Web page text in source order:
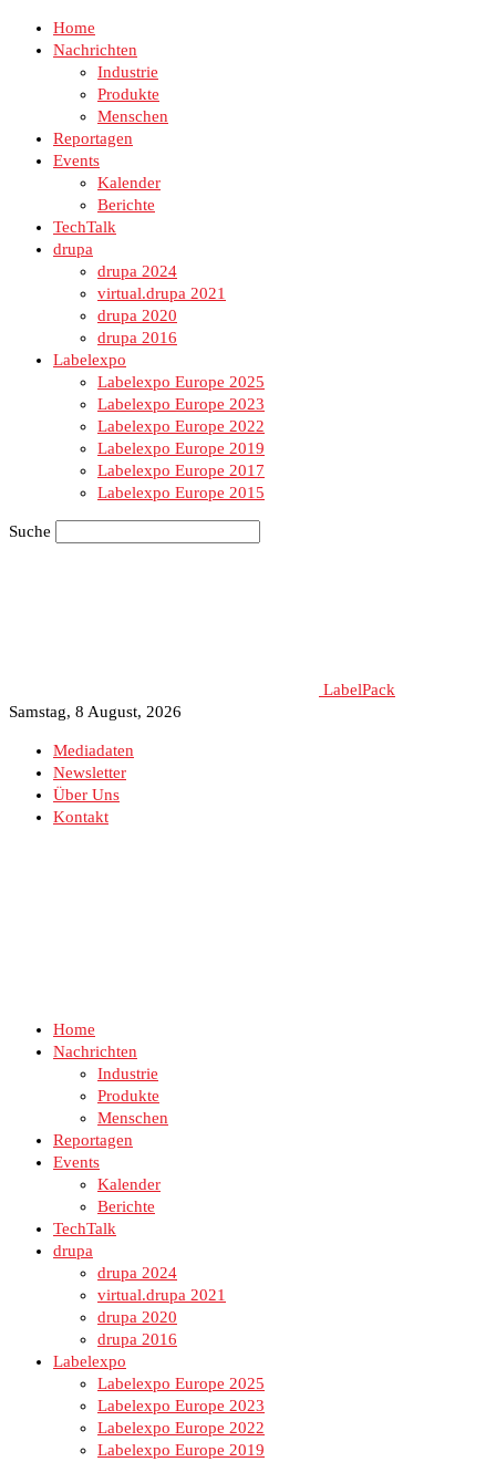
Home
Nachrichten
Industrie
Produkte
Menschen
Reportagen
Events
Kalender
Berichte
TechTalk
drupa
drupa 2024
virtual.drupa 2021
drupa 2020
drupa 2016
Labelexpo
Labelexpo Europe 2025
Labelexpo Europe 2023
Labelexpo Europe 2022
Labelexpo Europe 2019
Labelexpo Europe 2017
Labelexpo Europe 2015
Suche
LabelPack
Samstag, 8 August, 2026
Mediadaten
Newsletter
Über Uns
Kontakt
Home
Nachrichten
Industrie
Produkte
Menschen
Reportagen
Events
Kalender
Berichte
TechTalk
drupa
drupa 2024
virtual.drupa 2021
drupa 2020
drupa 2016
Labelexpo
Labelexpo Europe 2025
Labelexpo Europe 2023
Labelexpo Europe 2022
Labelexpo Europe 2019